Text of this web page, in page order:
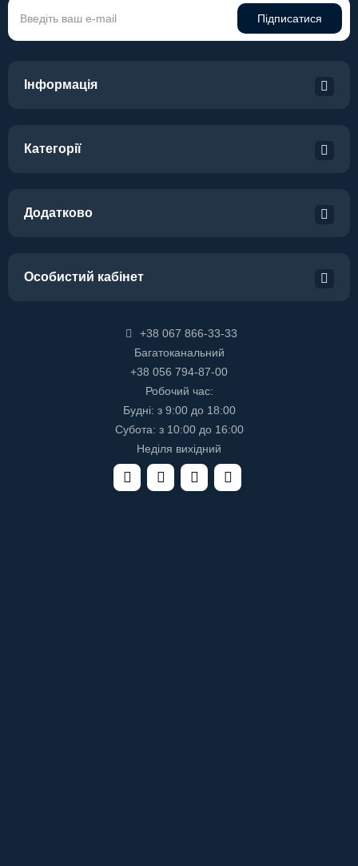
Підписатися
Інформація
Категорії
Додатково
Особистий кабінет
+38 067 866-33-33
Багатоканальний
+38 056 794-87-00
Робочий час:
Будні: з 9:00 до 18:00
Субота: з 10:00 до 16:00
Неділя вихідний